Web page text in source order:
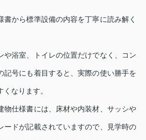
書から標準設備の内容を丁寧に読み解く
や浴室、トイレの位置だけでなく、コン
記号にも着目すると、実際の使い勝手を
なります。
物仕様書には、床材や内装材、サッシや
ードが記載されていますので、見学時の